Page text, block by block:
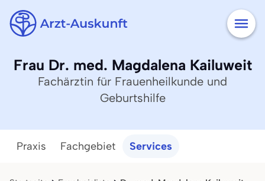
Frau Dr. med. Magdalena Kailuweit
Fachärztin für Frauenheilkunde und
Geburtshilfe
Praxis Fachgebiet Services